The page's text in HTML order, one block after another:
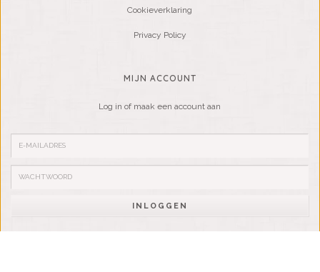
Cookieverklaring
Privacy Policy
MIJN ACCOUNT
Log in of maak een account aan
INLOGGEN